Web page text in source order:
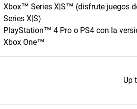
Xbox™ Series X|S™ (disfrute juegos
Series X|S)
PlayStation™ 4 Pro o PS4 con la
Xbox One™
Up